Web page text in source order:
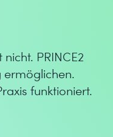
PRINCE2
ermöglichen.
funktioniert.